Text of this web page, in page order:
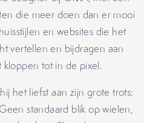
die meer doen dan er mooi
en websites die het
vertellen en bijdragen aan
kloppen tot in de pixel.
het liefst aan zijn grote trots:
standaard blik op wielen,